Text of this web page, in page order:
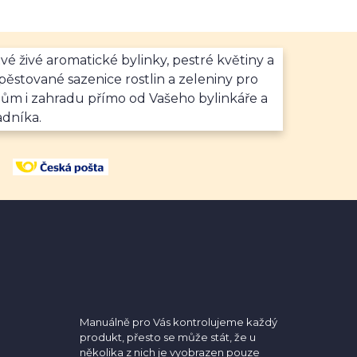
živé aromatické bylinky, pestré květiny a
sazenice rostlin a zeleniny pro
i zahradu přímo od Vašeho bylinkáře a
Manuálně pro Vás kontrolujeme každý
produkt, přesto se může stát, že u
několika z nich je vyobrazen pouze